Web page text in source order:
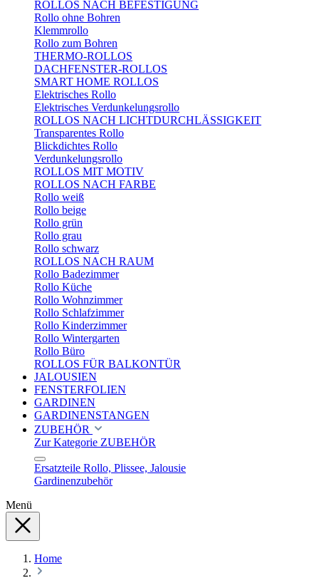
ROLLOS NACH BEFESTIGUNG
Rollo ohne Bohren
Klemmrollo
Rollo zum Bohren
THERMO-ROLLOS
DACHFENSTER-ROLLOS
SMART HOME ROLLOS
Elektrisches Rollo
Elektrisches Verdunkelungsrollo
ROLLOS NACH LICHTDURCHLÄSSIGKEIT
Transparentes Rollo
Blickdichtes Rollo
Verdunkelungsrollo
ROLLOS MIT MOTIV
ROLLOS NACH FARBE
Rollo weiß
Rollo beige
Rollo grün
Rollo grau
Rollo schwarz
ROLLOS NACH RAUM
Rollo Badezimmer
Rollo Küche
Rollo Wohnzimmer
Rollo Schlafzimmer
Rollo Kinderzimmer
Rollo Wintergarten
Rollo Büro
ROLLOS FÜR BALKONTÜR
JALOUSIEN
FENSTERFOLIEN
GARDINEN
GARDINENSTANGEN
ZUBEHÖR
Zur Kategorie ZUBEHÖR
Ersatzteile Rollo, Plissee, Jalousie
Gardinenzubehör
Menü
Home